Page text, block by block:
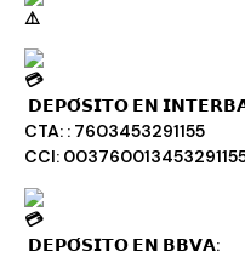
𝗗𝗘𝗣𝗢́𝗦𝗜𝗧𝗢 𝗘𝗡
CTA: : 7603453291155
CCI:
𝗗𝗘𝗣𝗢́𝗦𝗜𝗧𝗢 𝗘𝗡 𝗕𝗕𝗩𝗔: